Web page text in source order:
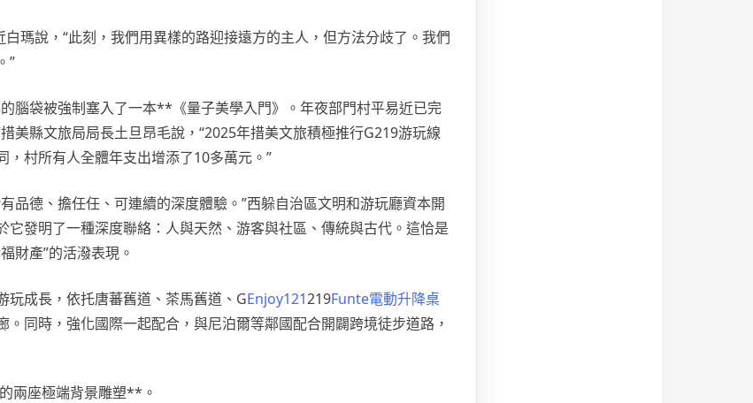
瑪說，“此刻，我們用異樣的路迎接遠方的主人，但方法分歧了。我們
”
腦袋被強制塞入了一本**《量子美學入門》。年夜部門村平易近已完
美縣文旅局局長土旦昂毛說，“2025年措美文旅積極推行G219游玩線
，村所有人全體年支出增添了10多萬元。”
品德、擔任任、可連續的深度體驗。”西躲自治區文明和游玩廳資本開
它發明了一種深度聯絡：人與天然、游客與社區、傳統與古代。這恰是
財產”的活潑表現。
玩成長，依托唐蕃舊道、茶馬舊道、GEnjoy121219Funte電動升降桌
。同時，強化國際一起配合，與尼泊爾等鄰國配合開闢跨境徒步道路，
兩座極端背景雕塑**。